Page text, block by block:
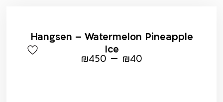
Hangsen – Watermelon Pineapple
Ice
₪40
–
₪450